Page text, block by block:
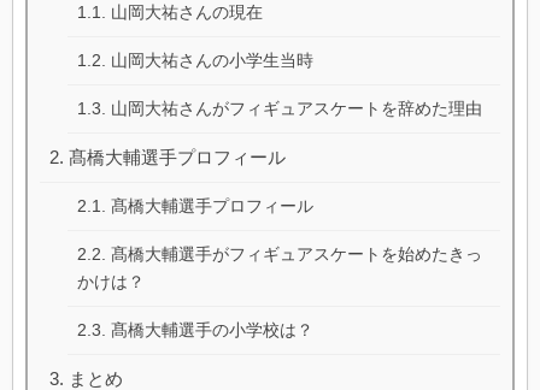
山岡大祐さんの現在
山岡大祐さんの小学生当時
山岡大祐さんがフィギュアスケートを辞めた理由
髙橋大輔選手プロフィール
髙橋大輔選手プロフィール
髙橋大輔選手がフィギュアスケートを始めたきっ
かけは？
髙橋大輔選手の小学校は？
まとめ